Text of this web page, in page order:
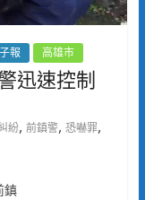
報 高雄市
迅速控制
紛, 前鎮警, 恐嚇罪,
鎮